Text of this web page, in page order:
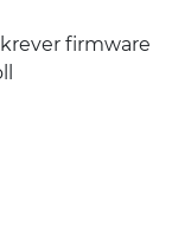
firmware